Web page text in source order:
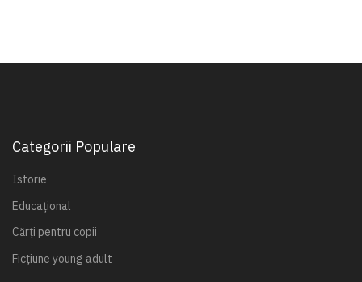
Categorii Populare
Istorie
Educațional
Cărți pentru copii
Ficțiune young adult